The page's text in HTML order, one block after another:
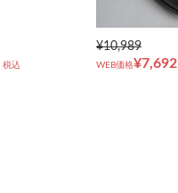
税込
¥10,989
WEB価格¥7,692